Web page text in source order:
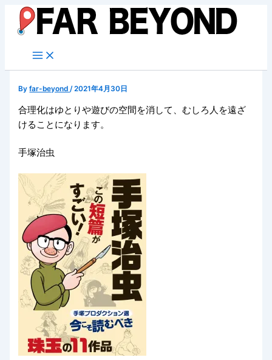
キ
Byfar-beyond/2021年4月30日
合理化はゆとりや遊びの空間を消して、むしろ人を遠ざ
けることになります。
手塚治虫